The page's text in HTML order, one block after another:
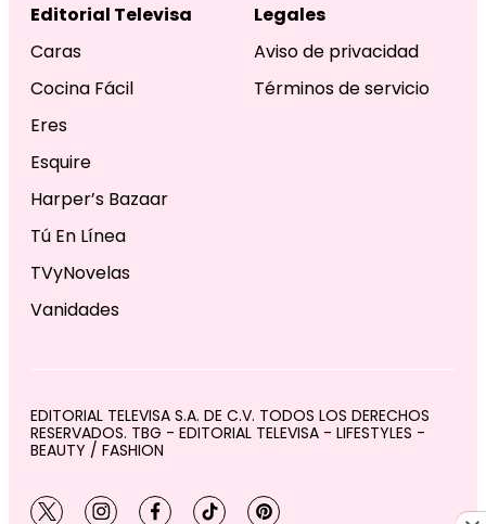
Editorial Televisa
Caras
Cocina Fácil
Eres
Esquire
Harper’s Bazaar
Tú En Línea
TVyNovelas
Vanidades
Legales
Aviso de privacidad
Términos de servicio
EDITORIAL TELEVISA S.A. DE C.V. TODOS LOS DERECHOS
RESERVADOS. TBG - EDITORIAL TELEVISA - LIFESTYLES -
BEAUTY / FASHION